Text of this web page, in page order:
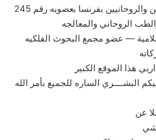
بفرنسا بعضويه رقم 245
الروحاني والمعالجه
— عضو مجمع البحوث الفلكيه
هذا الموقع الكبير
البشــــري الساره للجميع بأمر الله
عن